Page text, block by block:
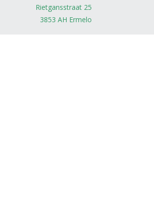
Rietgansstraat 25
3853 AH Ermelo